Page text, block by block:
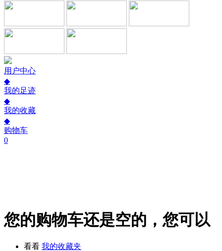
用户中心
◆
我的足迹
◆
我的收藏
◆
购物车
0
您的购物车还是空的，您可以
看看 我的收藏夹